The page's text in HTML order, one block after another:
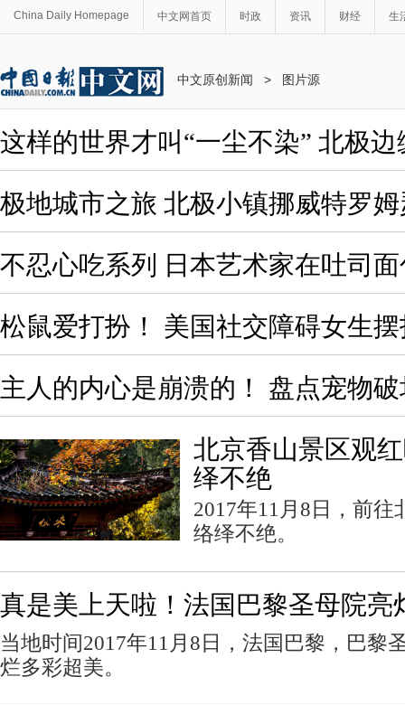
China Daily Homepage 中文网首页 时政 资讯 财经 生
中文原创新闻 > 图片源
这样的世界才叫“一尘不染” 北极
极地城市之旅 北极小镇挪威特罗
不忍心吃系列 日本艺术家在吐司
松鼠爱打扮！ 美国社交障碍女生
主人的内心是崩溃的！ 盘点宠物
北京香山景区观
绎不绝
2017年11月8日，前
络绎不绝。
真是美上天啦！法国巴黎圣母院亮
当地时间2017年11月8日，法国巴黎，巴黎
烂多彩超美。